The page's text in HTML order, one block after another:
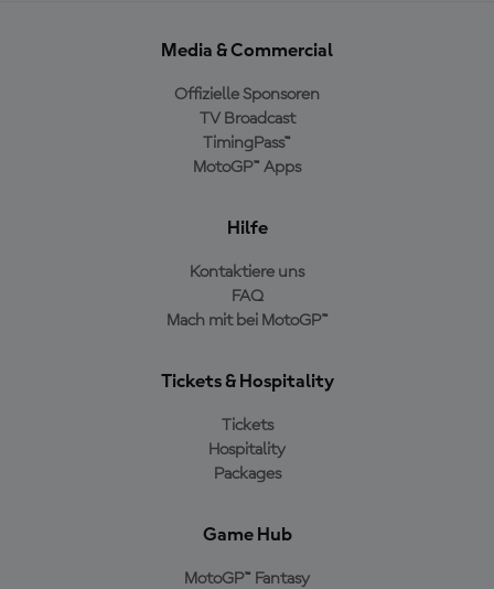
Media & Commercial
Offizielle Sponsoren
TV Broadcast
TimingPass™
MotoGP™ Apps
Hilfe
Kontaktiere uns
FAQ
Mach mit bei MotoGP™
Tickets & Hospitality
Tickets
Hospitality
Packages
Game Hub
MotoGP™ Fantasy